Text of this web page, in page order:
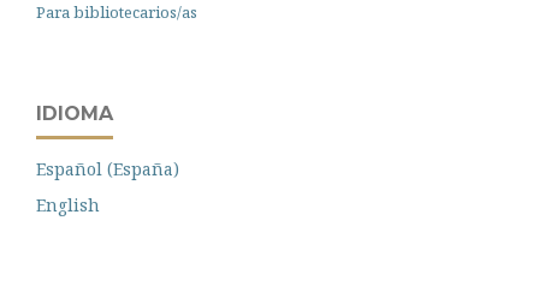
Para bibliotecarios/as
IDIOMA
Español (España)
English